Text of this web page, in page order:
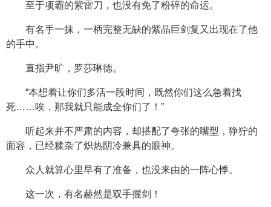
至于项霸的紫雷刀，也没有免了粉碎的命运。
有名手一抹，一柄完整无缺的紫晶巨剑复又出现在了他
的手中。
直指尹旷，罗莎琳德。
“本想着让你们多活一段时间，既然你们这么急着找
死……唉，那我就只能成全你们了！”
听起来并不严肃的内容，却搭配了夸张的嘴型，狰狞的
面容，已经糅杂了炽热阴冷兼具的眼神。
众人就算心里早有了准备，也没来由的一阵心悸。
这一次，有名赫然是双手握剑！